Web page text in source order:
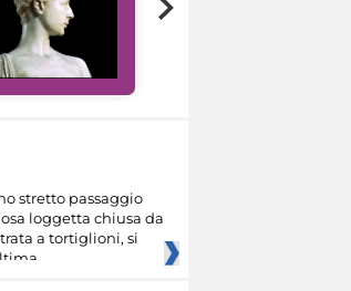
stretto passaggio
loggetta chiusa da
a tortiglioni, si